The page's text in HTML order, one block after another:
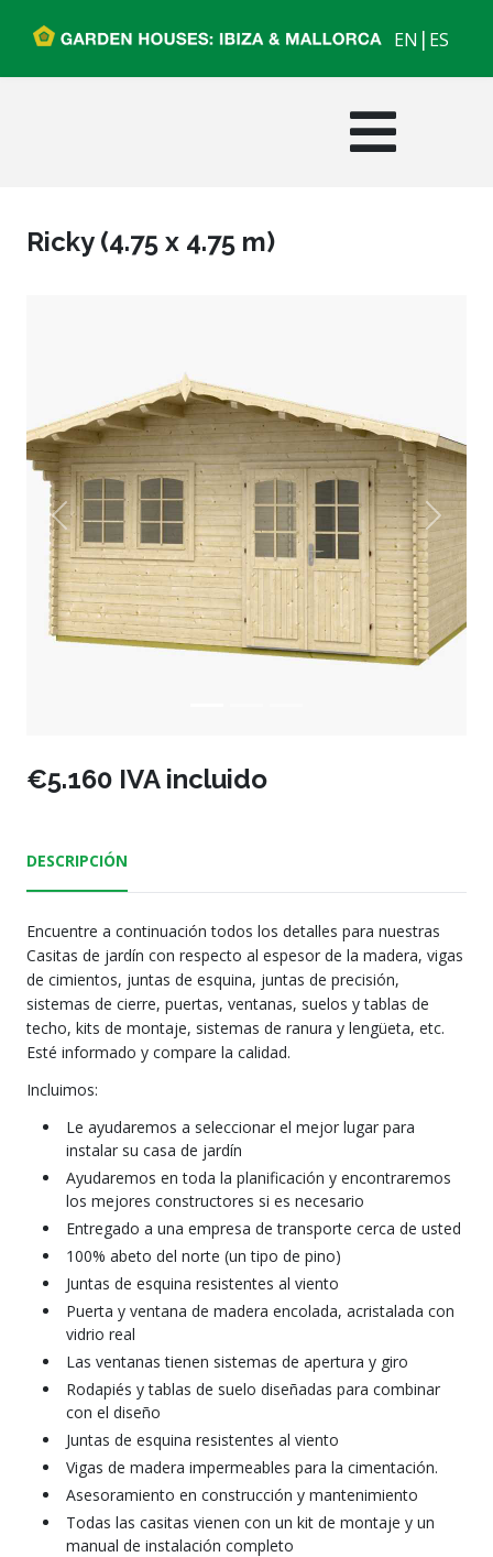
EN | ES
Ricky (4.75 x 4.75 m)
Previous Next
€5.160 IVA incluido
DESCRIPCIÓN
Encuentre a continuación todos los detalles para nuestras
Casitas de jardín con respecto al espesor de la madera, vigas
de cimientos, juntas de esquina, juntas de precisión,
sistemas de cierre, puertas, ventanas, suelos y tablas de
techo, kits de montaje, sistemas de ranura y lengüeta, etc.
Esté informado y compare la calidad.
Incluimos:
Le ayudaremos a seleccionar el mejor lugar para
instalar su casa de jardín
Ayudaremos en toda la planificación y encontraremos
los mejores constructores si es necesario
Entregado a una empresa de transporte cerca de usted
100% abeto del norte (un tipo de pino)
Juntas de esquina resistentes al viento
Puerta y ventana de madera encolada, acristalada con
vidrio real
Las ventanas tienen sistemas de apertura y giro
Rodapiés y tablas de suelo diseñadas para combinar
con el diseño
Juntas de esquina resistentes al viento
Vigas de madera impermeables para la cimentación.
Asesoramiento en construcción y mantenimiento
Todas las casitas vienen con un kit de montaje y un
manual de instalación completo